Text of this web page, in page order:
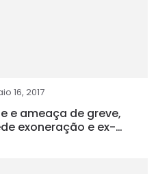
16, 2017
e ameaça de greve,
exoneração e ex-